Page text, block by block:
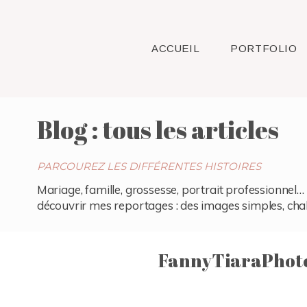
ACCUEIL PORTFOLIO
Blog : tous les articles
PARCOUREZ LES DIFFÉRENTES HISTOIRES
Mariage, famille, grossesse, portrait
découvrir mes reportages : des images simples,